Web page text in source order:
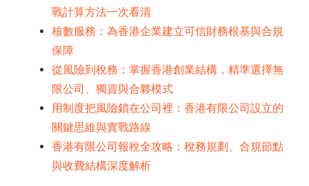
戰計算方法一次看清
核數服務：為香港企業建立可信財務根基與合規
保障
從風險到稅務：掌握香港創業結構，精準選擇無
限公司、獨資與合夥模式
用制度把風險鎖在公司裡：香港有限公司設立的
關鍵思維與實戰路線
香港有限公司報稅全攻略：稅務規劃、合規節點
與收費結構深度解析